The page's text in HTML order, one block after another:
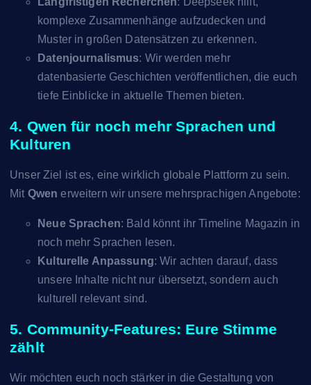
komplexe Zusammenhänge aufzudecken und
Muster in großen Datensätzen zu erkennen.
Datenjournalismus: Wir werden mehr
datenbasierte Geschichten veröffentlichen, die euch
tiefe Einblicke in aktuelle Themen bieten.
4. Qwen für noch mehr Sprachen und
Kulturen
Unser Ziel ist es, eine wirklich globale Plattform zu sein.
Mit Qwen erweitern wir unsere mehrsprachigen Angebote:
Neue Sprachen: Bald könnt ihr Timeline Magazin in
noch mehr Sprachen lesen.
Kulturelle Anpassung: Wir achten darauf, dass
unsere Inhalte nicht nur übersetzt, sondern auch
kulturell relevant sind.
5. Community-Features: Eure Stimme
zählt
Wir möchten euch noch stärker in die Gestaltung von